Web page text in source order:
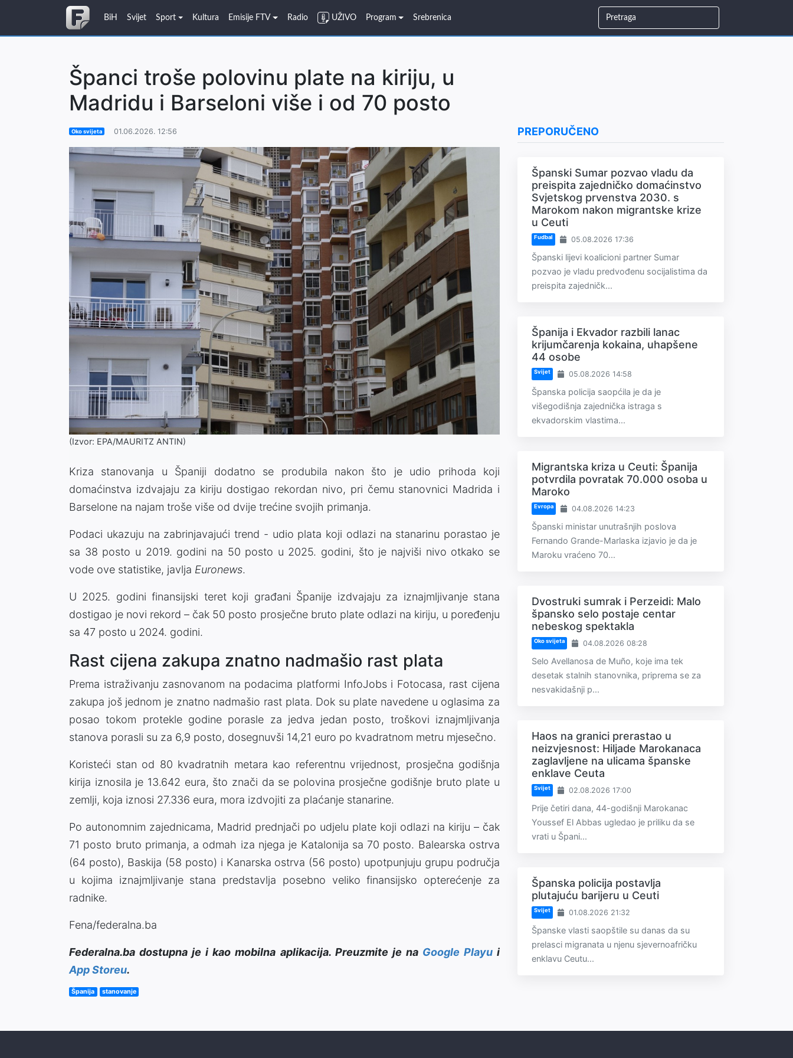
BiH Svijet Sport Kultura Emisije FTV Radio UŽIVO Program Srebrenica
Španci troše polovinu plate na kiriju, u
Madridu i Barseloni više i od 70 posto
Oko svijeta 01.06.2026. 12:56
(Izvor: EPA/MAURITZ ANTIN)
Kriza stanovanja u Španiji dodatno se produbila nakon što je udio prihoda koji
domaćinstva izdvajaju za kiriju dostigao rekordan nivo, pri čemu stanovnici Madrida i
Barselone na najam troše više od dvije trećine svojih primanja.
Podaci ukazuju na zabrinjavajući trend - udio plata koji odlazi na stanarinu porastao je
sa 38 posto u 2019. godini na 50 posto u 2025. godini, što je najviši nivo otkako se
vode ove statistike, javlja Euronews.
U 2025. godini finansijski teret koji građani Španije izdvajaju za iznajmljivanje stana
dostigao je novi rekord – čak 50 posto prosječne bruto plate odlazi na kiriju, u poređenju
sa 47 posto u 2024. godini.
Rast cijena zakupa znatno nadmašio rast plata
Prema istraživanju zasnovanom na podacima platformi InfoJobs i Fotocasa, rast cijena
zakupa još jednom je znatno nadmašio rast plata. Dok su plate navedene u oglasima za
posao tokom protekle godine porasle za jedva jedan posto, troškovi iznajmljivanja
stanova porasli su za 6,9 posto, dosegnuvši 14,21 euro po kvadratnom metru mjesečno.
Koristeći stan od 80 kvadratnih metara kao referentnu vrijednost, prosječna godišnja
kirija iznosila je 13.642 eura, što znači da se polovina prosječne godišnje bruto plate u
zemlji, koja iznosi 27.336 eura, mora izdvojiti za plaćanje stanarine.
Po autonomnim zajednicama, Madrid prednjači po udjelu plate koji odlazi na kiriju – čak
71 posto bruto primanja, a odmah iza njega je Katalonija sa 70 posto. Balearska ostrva
(64 posto), Baskija (58 posto) i Kanarska ostrva (56 posto) upotpunjuju grupu područja
u kojima iznajmljivanje stana predstavlja posebno veliko finansijsko opterećenje za
radnike.
Fena/federalna.ba
Federalna.ba dostupna je i kao mobilna aplikacija. Preuzmite je na Google Playui
App Storeu.
Španija stanovanje
PREPORUČENO
Španski Sumar pozvao vladu da
preispita zajedničko domaćinstvo
Svjetskog prvenstva 2030. s
Marokom nakon migrantske krize
u Ceuti
Fudbal 05.08.2026 17:36
Španski lijevi koalicioni partner Sumar
pozvao je vladu predvođenu socijalistima da
preispita zajedničk...
Španija i Ekvador razbili lanac
krijumčarenja kokaina, uhapšene
44 osobe
Svijet 05.08.2026 14:58
Španska policija saopćila je da je
višegodišnja zajednička istraga s
ekvadorskim vlastima...
Migrantska kriza u Ceuti: Španija
potvrdila povratak 70.000 osoba u
Maroko
Evropa 04.08.2026 14:23
Španski ministar unutrašnjih poslova
Fernando Grande-Marlaska izjavio je da je
Maroku vraćeno 70...
Dvostruki sumrak i Perzeidi: Malo
špansko selo postaje centar
nebeskog spektakla
Oko svijeta 04.08.2026 08:28
Selo Avellanosa de Muño, koje ima tek
desetak stalnih stanovnika, priprema se za
nesvakidašnji p...
Haos na granici prerastao u
neizvjesnost: Hiljade Marokanaca
zaglavljene na ulicama španske
enklave Ceuta
Svijet 02.08.2026 17:00
Prije četiri dana, 44-godišnji Marokanac
Youssef El Abbas ugledao je priliku da se
vrati u Špani...
Španska policija postavlja
plutajuću barijeru u Ceuti
Svijet 01.08.2026 21:32
Španske vlasti saopštile su danas da su
prelasci migranata u njenu sjevernoafričku
enklavu Ceutu...